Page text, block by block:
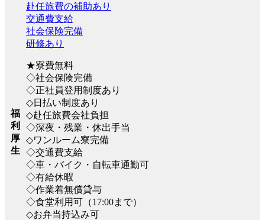
福
利
厚
生
赴任旅費の補助あり
交通費支給
社会保険完備
研修あり
★寮費無料
◇社会保険完備
◇正社員登用制度あり
◇日払い制度あり
◇赴任旅費会社負担
◇深夜・残業・休出手当
◇ワンルーム寮完備
◇交通費支給
◇車・バイク・自転車通勤可
◇有給休暇
◇作業着無償貸与
◇食堂利用可（17:00まで）
◇お弁当持込み可